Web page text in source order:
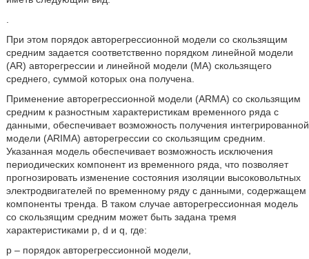
При этом порядок авторегрессионной модели со скользящим
средним задается соответственно порядком линейной модели
(AR) авторегрессии и линейной модели (MA) скользящего
среднего, суммой которых она получена.
Применение авторегрессионной модели (ARMA) со скользящим
средним к разностным характеристикам временного ряда с
данными, обеспечивает возможность получения интегрированной
модели (ARIMA) авторегрессии со скользящим средним.
Указанная модель обеспечивает возможность исключения
периодических компонент из временного ряда, что позволяет
прогнозировать изменение состояния изоляции высоковольтных
электродвигателей по временному ряду с данными, содержащем
компоненты тренда. В таком случае авторегрессионная модель
со скользящим средним может быть задана тремя
характеристиками p, d и q, где:
p – порядок авторегрессионной модели,